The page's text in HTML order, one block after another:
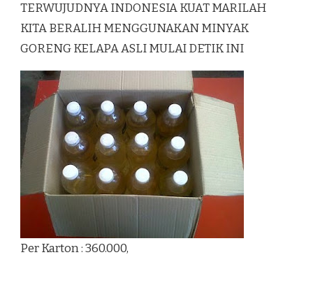
TERWUJUDNYA INDONESIA KUAT MARILAH
KITA BERALIH MENGGUNAKAN MINYAK
GORENG KELAPA ASLI MULAI DETIK INI
Per Karton : 360.000,